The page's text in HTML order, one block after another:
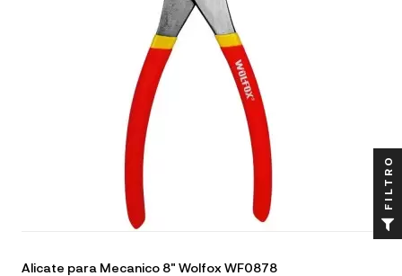
Alicate para Mecanico 8" Wolfox WF0878
FILTRO